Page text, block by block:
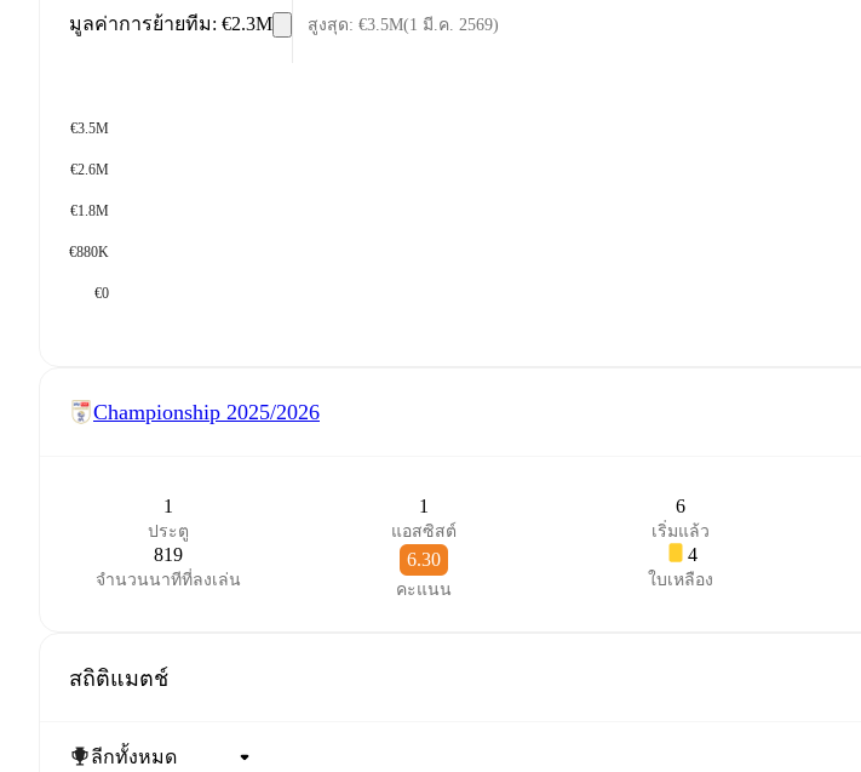
มูลค่าการย้ายทีม: €2.3M สูงสุด: €3.5M(1 มี.ค. 2569)
€3.5M
€2.6M
€1.8M
€880K
€0
Championship 2025/2026
1
ประตู
1
แอสซิสต์
6
เริ่มแล้ว
819
จำนวนนาทีที่ลงเล่น
6.30
คะแนน
4
ใบเหลือง
สถิติแมตช์